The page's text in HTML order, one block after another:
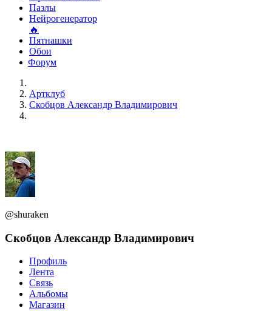
Пазлы
Нейрогенератор
🔥
Пятнашки
Обои
Форум
Артклуб
Скобцов Александр Владимирович
@shuraken
Скобцов Александр Владимирович
Профиль
Лента
Связь
Альбомы
Магазин